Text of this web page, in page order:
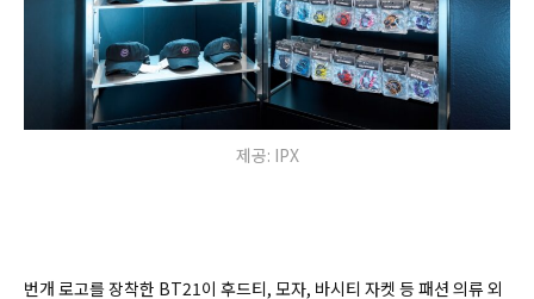
제공: IPX
번개 로고를 장착한 BT21이 후드티, 모자, 바시티 자켓 등 패션 의류 외